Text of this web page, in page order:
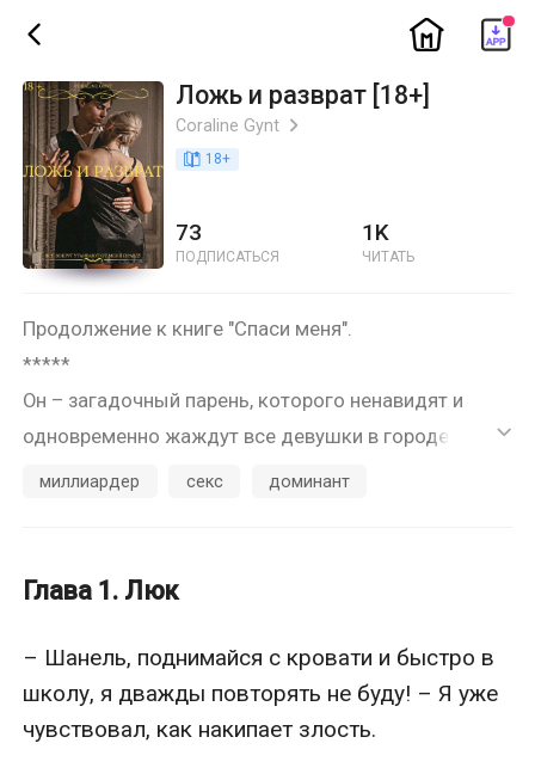
ic_back ic_home
Ложь и разврат [18+]
Coraline Gynt ic_arrow_right
book_age 18+
73
ПОДПИСАТЬСЯ
1K
ЧИТАТЬ
Продолжение к книге "Спаси меня".
*****
Он – загадочный парень, которого ненавидят и
одновременно жаждут все девушки в городе. Его
живет по своим правилам, лжет и манипулирует. Но
Его сестра – не лучше, но между ними пропасть
различий. За масками обоих скрывается нечто
ужасное. Кто рискнет разобраться, что с ними не
ic_default
миллиардер секс доминант
Глава 1. Люк
– Шанель, поднимайся с кровати и быстро в
школу, я дважды повторять не буду! – Я уже
чувствовал, как накипает злость.